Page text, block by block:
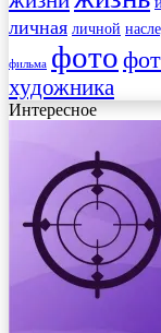
личная личной
фильма фото
художника
Интересное